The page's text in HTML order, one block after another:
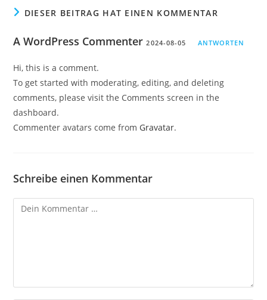
DIESER BEITRAG HAT EINEN KOMMENTAR
A WordPress Commenter 2024-08-05 ANTWORTEN
Hi, this is a comment.
To get started with moderating, editing, and deleting
comments, please visit the Comments screen in the
dashboard.
Commenter avatars come from Gravatar.
Schreibe einen Kommentar
Kommentar